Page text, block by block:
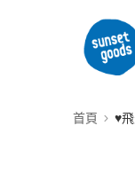
首頁 ♥